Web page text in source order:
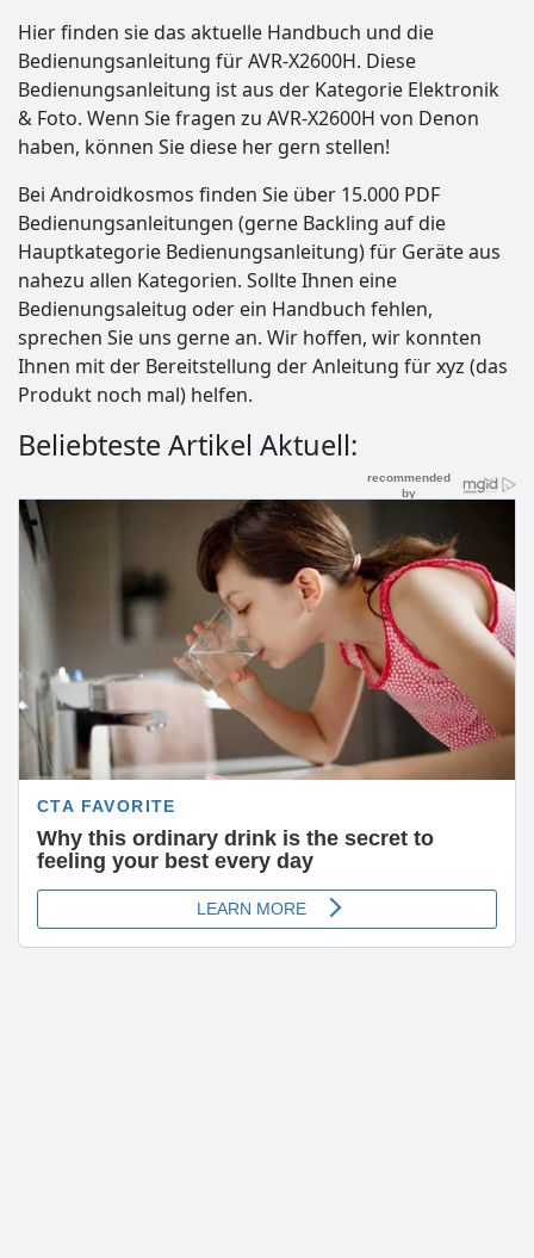
Hier finden sie das aktuelle Handbuch und die
Bedienungsanleitung für AVR-X2600H. Diese
Bedienungsanleitung ist aus der Kategorie Elektronik
& Foto. Wenn Sie fragen zu AVR-X2600H von Denon
haben, können Sie diese her gern stellen!
Bei Androidkosmos finden Sie über 15.000 PDF
Bedienungsanleitungen (gerne Backling auf die
Hauptkategorie Bedienungsanleitung) für Geräte aus
nahezu allen Kategorien. Sollte Ihnen eine
Bedienungsaleitug oder ein Handbuch fehlen,
sprechen Sie uns gerne an. Wir hoffen, wir konnten
Ihnen mit der Bereitstellung der Anleitung für xyz (das
Produkt noch mal) helfen.
Beliebteste Artikel Aktuell: